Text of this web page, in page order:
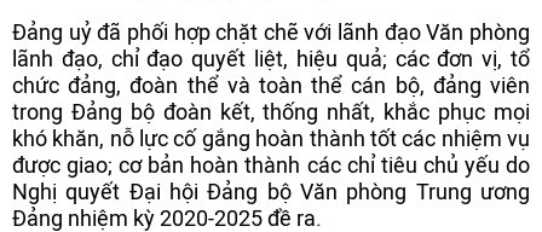
Đảng uỷ đã phối hợp chặt chẽ với lãnh đạo Văn phòng
lãnh đạo, chỉ đạo quyết liệt, hiệu quả; các đơn vị, tổ
chức đảng, đoàn thể và toàn thể cán bộ, đảng viên
trong Đảng bộ đoàn kết, thống nhất, khắc phục mọi
khó khăn, nỗ lực cố gắng hoàn thành tốt các nhiệm vụ
được giao; cơ bản hoàn thành các chỉ tiêu chủ yếu do
Nghị quyết Đại hội Đảng bộ Văn phòng Trung ương
Đảng nhiệm kỳ 2020-2025 đề ra.